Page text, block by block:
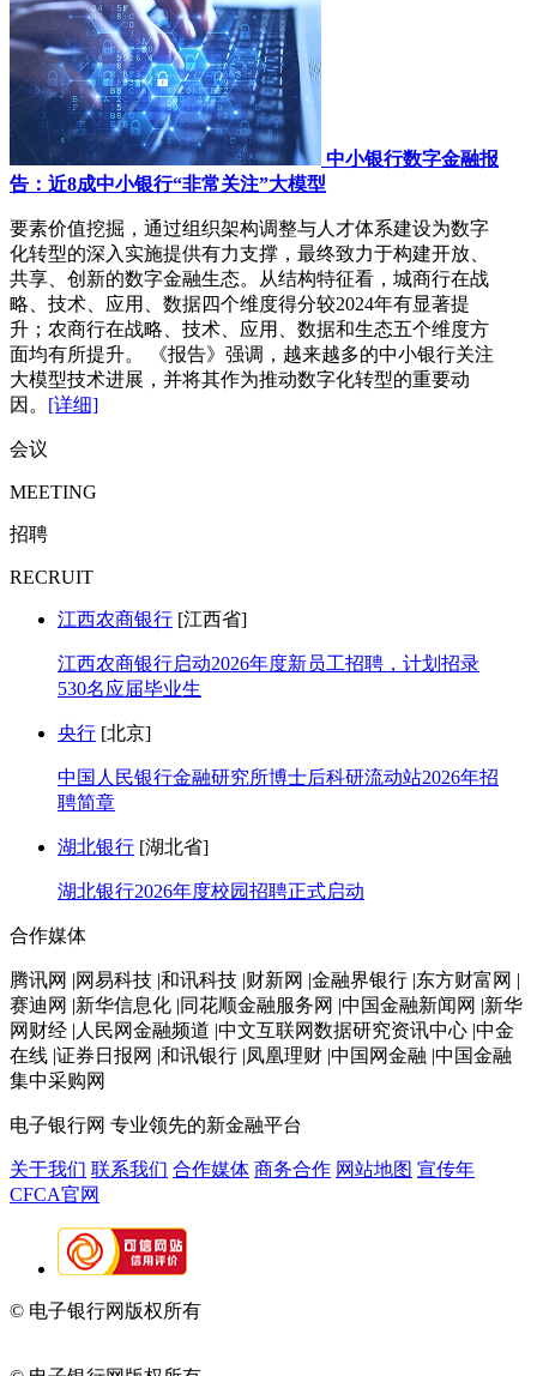
中小银行数字金融报
告：近8成中小银行“非常关注”大模型
要素价值挖掘，通过组织架构调整与人才体系建设为数字
化转型的深入实施提供有力支撑，最终致力于构建开放、
共享、创新的数字金融生态。从结构特征看，城商行在战
略、技术、应用、数据四个维度得分较2024年有显著提
升；农商行在战略、技术、应用、数据和生态五个维度方
面均有所提升。 《报告》强调，越来越多的中小银行关注
大模型技术进展，并将其作为推动数字化转型的重要动
因。 [详细]
会议
MEETING
招聘
RECRUIT
江西农商银行 [江西省]
江西农商银行启动2026年度新员工招聘，计划招录
530名应届毕业生
央行 [北京]
中国人民银行金融研究所博士后科研流动站2026年招
聘简章
湖北银行 [湖北省]
湖北银行2026年度校园招聘正式启动
合作媒体
腾讯网 |网易科技 |和讯科技 |财新网 |金融界银行 |东方财富网 |
赛迪网 |新华信息化 |同花顺金融服务网 |中国金融新闻网 |新华
网财经 |人民网金融频道 |中文互联网数据研究资讯中心 |中金
在线 |证券日报网 |和讯银行 |凤凰理财 |中国网金融 |中国金融
集中采购网
电子银行网 专业领先的新金融平台
关于我们 联系我们 合作媒体 商务合作 网站地图 宣传年
CFCA官网
© 电子银行网版权所有